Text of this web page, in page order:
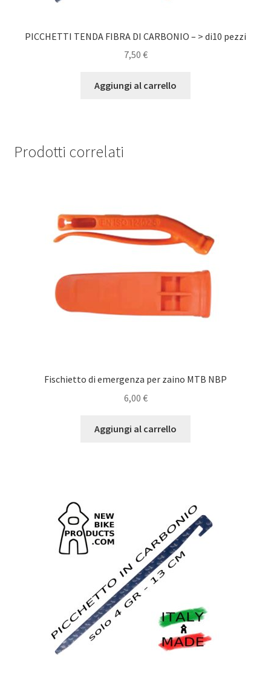
PICCHETTI TENDA FIBRA DI CARBONIO – > di10 pezzi
7,50 €
Aggiungi al carrello
Prodotti correlati
Fischietto di emergenza per zaino MTB NBP
6,00 €
Aggiungi al carrello